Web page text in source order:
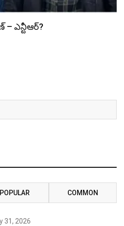
బద్దలు
POPULAR COMMON
31, 2026